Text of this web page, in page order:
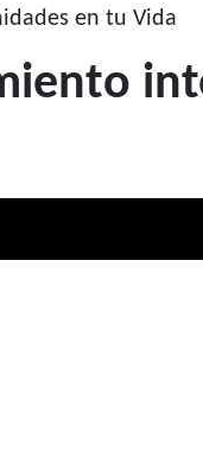
en tu Vida